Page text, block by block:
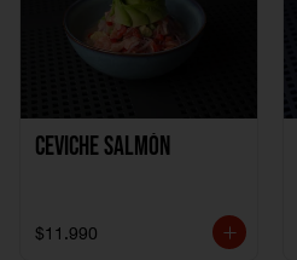
Ceviche Salmón
$11.990